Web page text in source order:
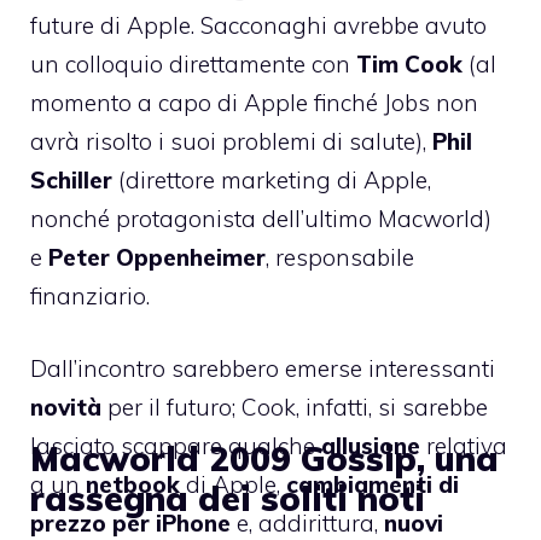
future di Apple. Sacconaghi avrebbe avuto
un colloquio direttamente con Tim Cook (al
momento a capo di Apple finché Jobs non
avrà risolto i suoi problemi di salute), Phil
Schiller (direttore marketing di Apple,
nonché protagonista dell’ultimo Macworld)
e Peter Oppenheimer, responsabile
finanziario.
Dall’incontro sarebbero emerse interessanti
novità per il futuro; Cook, infatti, si sarebbe
lasciato scappare qualcheallusione relativa
a un netbook di Apple, cambiamenti di
prezzo per iPhone e, addirittura, nuovi
Macworld 2009 Gossip, una
rassegna dei soliti noti